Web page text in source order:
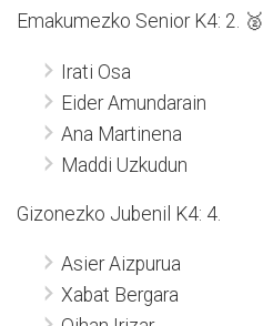
Emakumezko Senior K4: 2. 🥈
Irati Osa
Eider Amundarain
Ana Martinena
Maddi Uzkudun
Gizonezko Jubenil K4: 4.
Asier Aizpurua
Xabat Bergara